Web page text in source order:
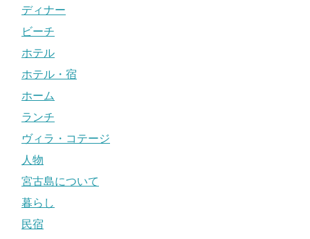
ディナー
ビーチ
ホテル
ホテル・宿
ホーム
ランチ
ヴィラ・コテージ
人物
宮古島について
暮らし
民宿